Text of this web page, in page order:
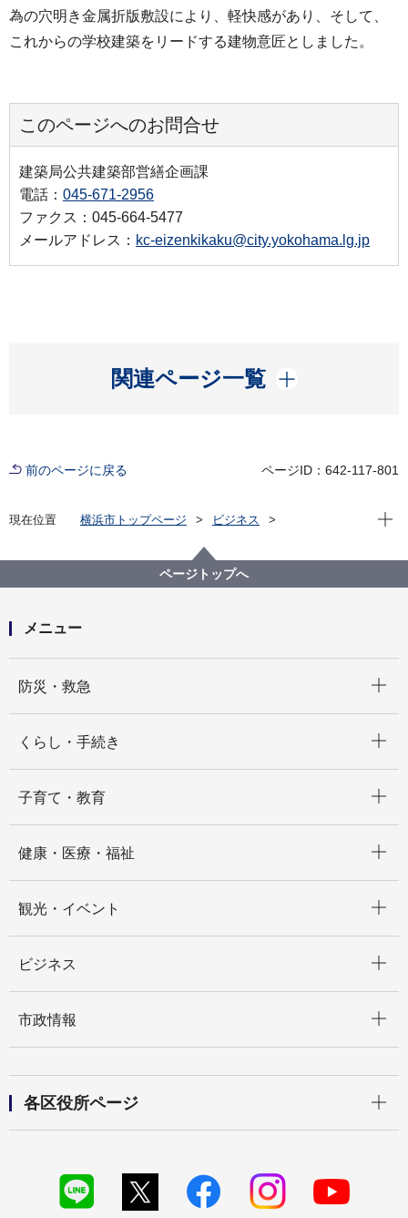
為の穴明き金属折版敷設により、軽快感があり、そして、
これからの学校建築をリードする建物意匠としました。
このページへのお問合せ
建築局公共建築部営繕企画課
電話： 045-671-2956
ファクス：045-664-5477
メールアドレス： kc-eizenkikaku@city.yokohama.lg.jp
関連ページ一覧
開く
前のページに戻る ページID：642-117-801
現在位置 横浜市トップページ
ビジネス
公共建築写真集
公共建築写真集
平成30年度 完成写真
綱島小学校
現在
ページトップへ
メニュー
防災・救急
くらし・手続き
子育て・教育
健康・医療・福祉
観光・イベント
ビジネス
市政情報
各区役所ページ